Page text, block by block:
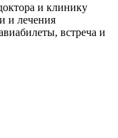
и клинику
и лечения
встреча и